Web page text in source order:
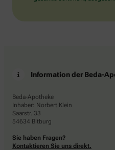
Information der Beda-
Beda-Apotheke
Inhaber: Norbert Klein
Saarstr. 33
54634 Bitburg
Sie haben Fragen?
Kontaktieren Sie uns direkt.